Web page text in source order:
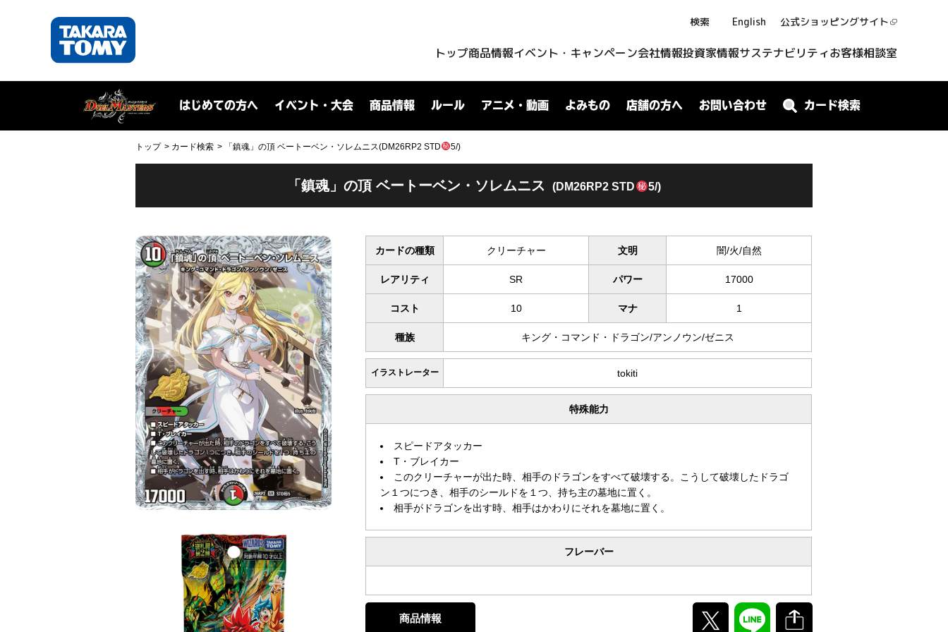
検索 English 公式ショッピングサイト
トップ商品情報イベント・キャンペーン会社情報投資家情報サステナビリティお客様相談室
はじめての方へ イベント・大会 商品情報 ルール アニメ・動画 よみもの 店舗の方へ お問い合わせ カード検索
トップ カード検索 「鎮魂」の頂 ベートーベン・ソレムニス(DM26RP2 STD 5/)
「鎮魂」の頂 ベートーベン・ソレムニス (DM26RP2 STD 5/)
カードの種類 クリーチャー 文明 闇/火/自然
レアリティ SR パワー 17000
コスト 10 マナ 1
種族 キング・コマンド・ドラゴン/アンノウン/ゼニス
イラストレーター tokiti
特殊能力
スピードアタッカー
T・ブレイカー
このクリーチャーが出た時、相手のドラゴンをすべて破壊する。こうして破壊したドラゴ
ン１つにつき、相手のシールドを１つ、持ち主の墓地に置く。
相手がドラゴンを出す時、相手はかわりにそれを墓地に置く。
フレーバー
商品情報